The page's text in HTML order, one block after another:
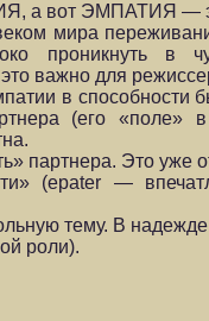
а вот ЭМПАТИЯ —
мира
проникнуть в
важно для
в способности
(его «поле»
партнера. Это уже
(epater —
тему. В
роли).